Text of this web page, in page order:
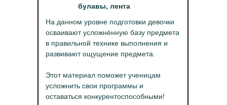
булавы, лента
На данном уровне подготовки девочки
осваивают усложнённую базу предмета
в правильной технике выполнения и
развивают ощущение предмета.
Этот материал поможет ученицам
усложнить свои программы и
оставаться конкурентоспособными!